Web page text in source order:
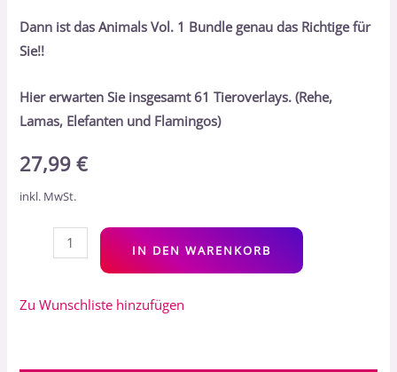
Dann ist das Animals Vol. 1 Bundle genau das Richtige für
Sie!!
Hier erwarten Sie insgesamt 61 Tieroverlays. (Rehe,
Lamas, Elefanten und Flamingos)
27,99€
inkl. MwSt.
IN DEN WARENKORB
Zu Wunschliste hinzufügen